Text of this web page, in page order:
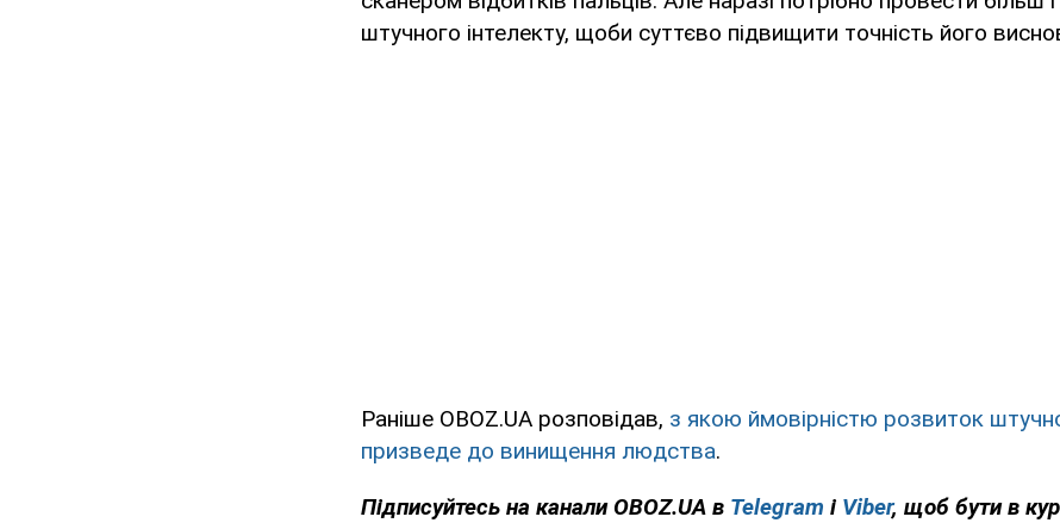
штучного інтелекту, щоби суттєво підвищити точність його
Раніше OBOZ.UA розповідав, з якою ймовірністю розвиток
призведе до винищення людства.
Підписуйтесь на канали OBOZ.UA в Telegram і Viber, щоб бути в